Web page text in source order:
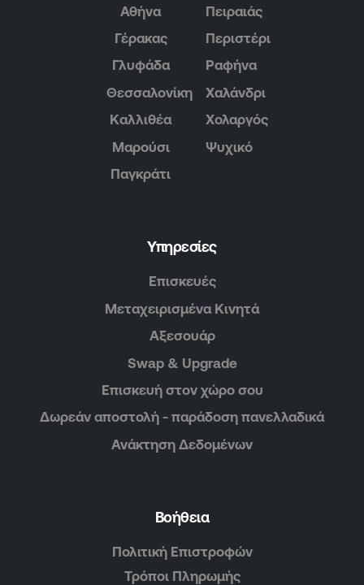
Αθήνα
Γέρακας
Γλυφάδα
Θεσσαλονίκη
Καλλιθέα
Μαρούσι
Παγκράτι
Πειραιάς
Περιστέρι
Ραφήνα
Χαλάνδρι
Χολαργός
Ψυχικό
Υπηρεσίες
Επισκευές
Μεταχειρισμένα Κινητά
Αξεσουάρ
Swap & Upgrade
Επισκευή στον χώρο σου
Δωρεάν αποστολή - παράδοση πανελλαδικά
Ανάκτηση Δεδομένων
Βοήθεια
Πολιτική Επιστροφών
Τρόποι Πληρωμής